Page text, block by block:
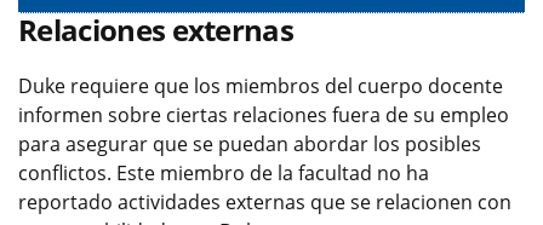
Relaciones externas
Duke requiere que los miembros del cuerpo docente
informen sobre ciertas relaciones fuera de su empleo
para asegurar que se puedan abordar los posibles
conflictos. Este miembro de la facultad no ha
reportado actividades externas que se relacionen con